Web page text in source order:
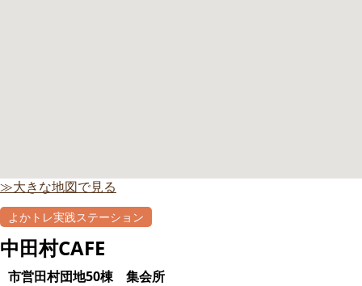
≫大きな地図で見る
よかトレ実践ステーション
中田村CAFE
市営田村団地50棟 集会所